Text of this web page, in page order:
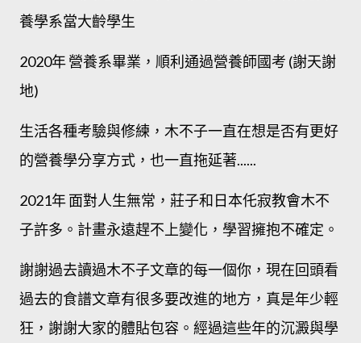
養學系當大齡學生
2020年 營養系畢業，順利通過營養師國考 (謝天謝
地)
生活各種考驗與修練，木不子一直在想是否有更好
的營養學分享方式，也一直拖延著......
2021年 面對人生無常，莊子和日本仛寂教會木不
子許多。計畫永遠趕不上變化，學習擁抱不確定。
謝謝過去讀過木不子文章的每一個你，現在回頭看
過去的食譜文章有很多要改進的地方，真是年少輕
狂，謝謝大家的體貼包容。經過這些年的沉澱與學